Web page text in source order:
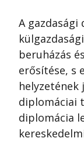
A gazdasági
beruházás
erősítése, s
diplomáciai
diplomácia